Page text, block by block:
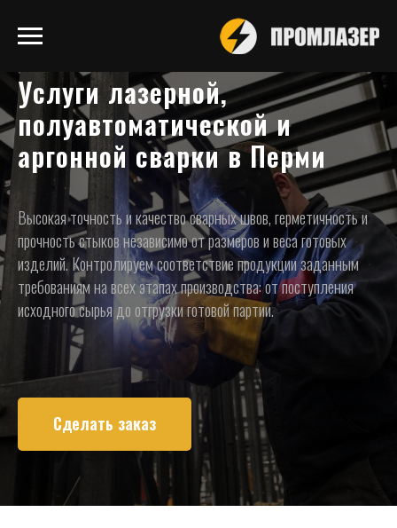
Услуги лазерной,
полуавтоматической и
аргонной сварки в Перми
Высокая точность и качество сварных швов, герметичность и
прочность стыков независимо от размеров и веса готовых
изделий. Контролируем соответствие продукции заданным
требованиям на всех этапах производства: от поступления
исходного сырья до отгрузки готовой партии.
Сделать заказ